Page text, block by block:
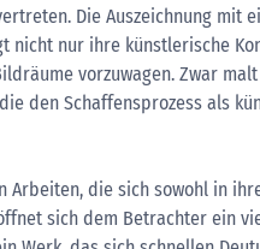
Die Auszeichnung mit
nicht nur ihre künstlerische
vorzuwagen. Zwar
den Schaffensprozess als
die sich sowohl in
sich dem Betrachter ein